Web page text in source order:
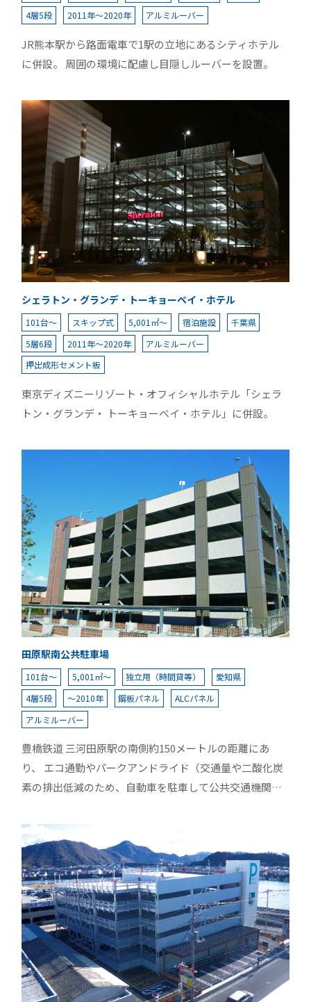
4層5段 2011年～2020年 アルミルーバー
JR熊本駅から路面電車で1駅の立地にあるシティホテル
に併設。 周囲の環境に配慮し目隠しルーバーを設置。
シェラトン・グランデ・トーキョーベイ・ホテル
101台～ スキップ式 5,001㎡～ 宿泊施設
千葉県
5層6段
2011年～2020年
アルミルーバー
押出成形セメント板
東京ディズニーリゾート・オフィシャルホテル「シェラ
トン・グランデ・ トーキョーベイ・ホテル」に併設。
田原駅南公共駐車場
101台～ 5,001㎡～ 独立用（時間貸等）
愛知県
4層5段
～2010年 鋼板パネル
ALCパネル
アルミルーバー
豊橋鉄道 三河田原駅の南側約150メートルの距離にあ
り、 エコ通勤やパークアンドライド（交通量や二酸化炭
素の排出低減のため、自動車を駐車して公共交通機関で